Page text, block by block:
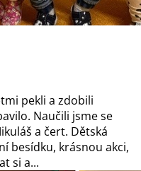
pekli a zdobili
Naučili jsme se
a čert. Dětská
besídku, krásnou akci,
si a...